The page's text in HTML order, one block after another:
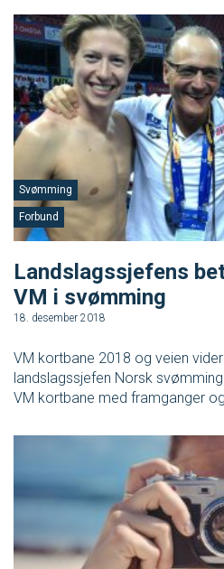
Ungdomsidrett
Para svømmeidrett for alle
Bredde og folkehelse
Skolesvømming
Svømmeanlegg
Ledige stillinger
IDRETTSBUTIKKEN
MEDLEY.NO
FORBUNDSTINGET
Forbund
Svømming
Landslagssjefens
VM i svømming
18. desember 2018
VM kortbane 2018 og veien
landslagssjefen Norsk
VM kortbane med framganger